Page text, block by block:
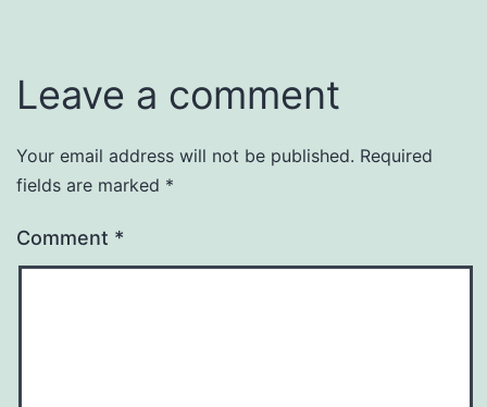
Leave a comment
Your email address will not be published. Required
fields are marked *
Comment *